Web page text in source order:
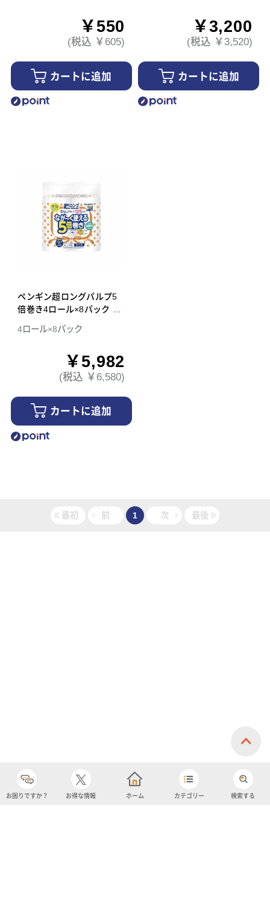
￥550
(税込 ￥605)
カートに追加
￥3,200
(税込 ￥3,520)
カートに追加
ペンギン超ロングパルプ5
倍巻き4ロール×8パック ダ
4ロール×8パック
￥5,982
(税込 ￥6,580)
カートに追加
最初 前 1 次 最後
お困りですか？ お得な情報 ホーム カテゴリー 検索する